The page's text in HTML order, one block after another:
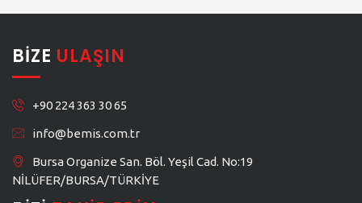
BIZE ULAŞIN
+90 224 363 30 65
info@bemis.com.tr
Bursa Organize San. Böl. Yeşil Cad. No:19
NİLÜFER/BURSA/TÜRKİYE